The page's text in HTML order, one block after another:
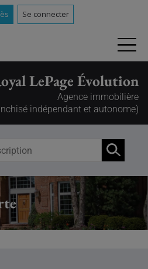
Se connecter
LePage Évolution
Agence immobilière
indépendant et autonome)